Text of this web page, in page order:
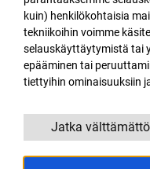
kuin) henkilökohtaisia
tekniikoihin voimme
selauskäyttäytymistä tai
epääminen tai
tiettyihin ominaisuuksiin
Jatka